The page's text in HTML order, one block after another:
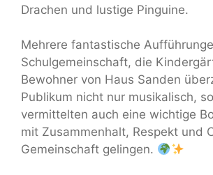
Drachen und lustige Pinguine.
Mehrere fantastische
Schulgemeinschaft, die
Bewohner von Haus Sanden
Publikum nicht nur musikalisch,
vermittelten auch eine wichtige
mit Zusammenhalt, Respekt und
Gemeinschaft gelingen.